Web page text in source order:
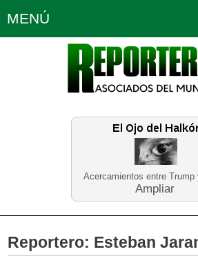
Acercamientos entre Trump
Ampliar
MENÚ
Política Opinión
Planeta Tierra
Educación
Reportero: Esteban